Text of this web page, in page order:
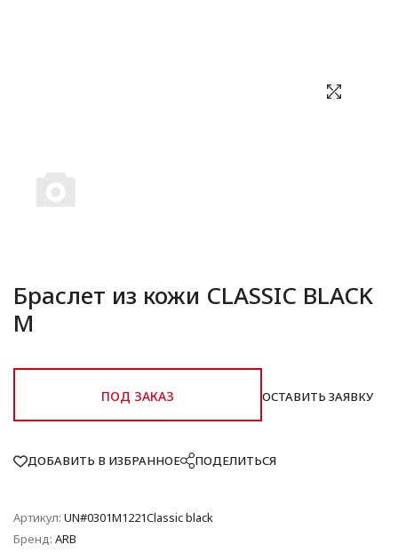
Браслет из кожи CLASSIC BLACK
M
ПОД ЗАКАЗ ОСТАВИТЬ ЗАЯВКУ
ДОБАВИТЬ В ИЗБРАННОЕ ПОДЕЛИТЬСЯ
Артикул: UN#0301M1221Classic black
Бренд: ARB